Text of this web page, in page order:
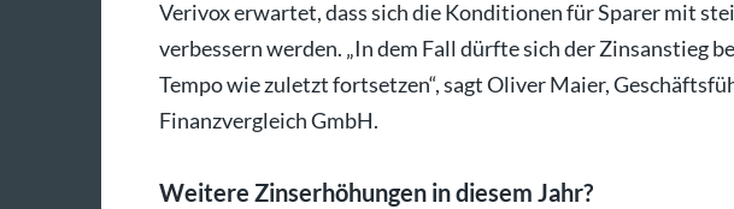
Verivox erwartet, dass sich die Konditionen für Sparer mit
verbessern werden. „In dem Fall dürfte sich der Zinsanstieg
Tempo wie zuletzt fortsetzen“, sagt Oliver Maier,
Finanzvergleich GmbH.
Weitere Zinserhöhungen in diesem Jahr?